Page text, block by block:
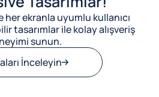
her ekranla uyumlu kullanıcı
tasarımlar ile kolay alışveriş
sunun.
İnceleyin